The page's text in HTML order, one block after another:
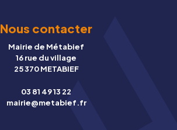
Nous contacter
Mairie de Métabief
16 rue du village
25 370 METABIEF
03 81 49 13 22
mairie@metabief.fr